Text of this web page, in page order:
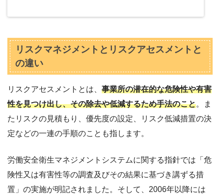
リスクマネジメントとリスクアセスメントと
の違い
リスクアセスメントとは、 事業所の潜在的な危険性や有害
性を見つけ出し、その除去や低減するため手法のこと。ま
たリスクの見積もり、優先度の設定、リスク低減措置の決
定などの一連の手順のことも指します。
労働安全衛生マネジメントシステムに関する指針では「危
険性又は有害性等の調査及びその結果に基づき講ずる措
置」の実施が明記されました。そして、2006年以降には